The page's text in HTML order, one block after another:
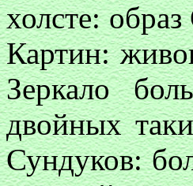
холсте:
Картин:
Зеркало
двойных
Сундуков: